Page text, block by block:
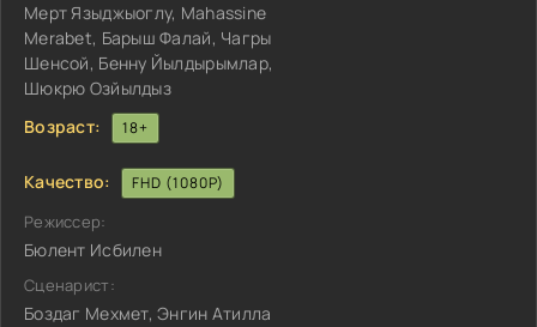
Мерт Языджыоглу, Mahassine
Merabet, Барыш Фалай, Чагры
Шенсой, Бенну Йылдырымлар,
Шюкрю Озйылдыз
Возраст:
18+
Качество: FHD (1080P)
Режиссер:
Бюлент Исбилен
Сценарист:
Боздаг Мехмет, Энгин Атилла